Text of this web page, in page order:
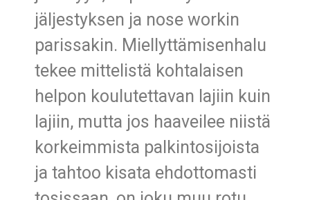
jäljestyksen ja nose workin
parissakin. Miellyttämisenhalu
tekee mittelistä kohtalaisen
helpon koulutettavan lajiin kuin
lajiin, mutta jos haaveilee niistä
korkeimmista palkintosijoista
ja tahtoo kisata ehdottomasti